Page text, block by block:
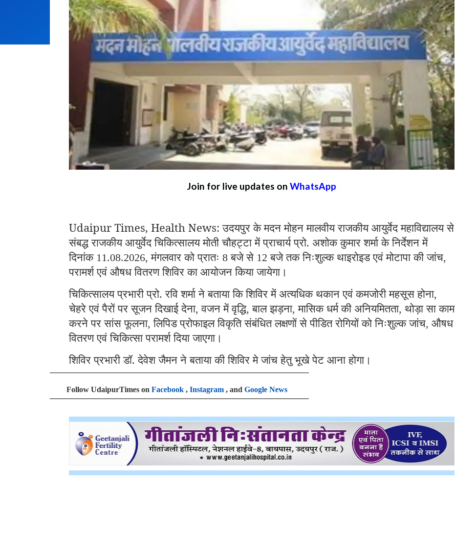
Join for live updates on WhatsApp
Udaipur Times, Health News: उदयपुर के मदन मोहन मालवीय राजकीय आयुर्वेद महाविद्यालय से
संबद्ध राजकीय आयुर्वेद चिकित्सालय मोती चौहट्टा में प्राचार्य प्रो. अशोक कुमार शर्मा के निर्देशन में
दिनांक 11.08.2026,मंगलवार को प्रातः 8बजे से 12बजे तक निःशुल्क थाइरोइड एवं मोटापा की जांच,
परामर्श एवं औषध वितरण शिविर का आयोजन किया जायेगा।
चिकित्सालय प्रभारी प्रो. रवि शर्मा ने बताया कि शिविर में अत्यधिक थकान एवं कमजोरी महसूस होना,
चेहरे एवं पैरों पर सूजन दिखाई देना,वजन में वृद्धि,बाल झड़ना,मासिक धर्म की अनियमितता, थोड़ा सा काम
करने पर सांस फूलना,लिपिड प्रोफाइल विकृति संबंधित लक्षणों से पीडित रोगियों को निःशुल्क जांच, औषध
वितरण एवं चिकित्सा परामर्श दिया जाएगा।
शिविर प्रभारी डॉ. देवेश जैमन ने बताया की शिविर मे जांच हेतु भूखे पेट आना होगा।
Follow UdaipurTimes on Facebook , Instagram , and Google News